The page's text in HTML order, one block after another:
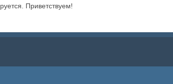
Приветствуем!